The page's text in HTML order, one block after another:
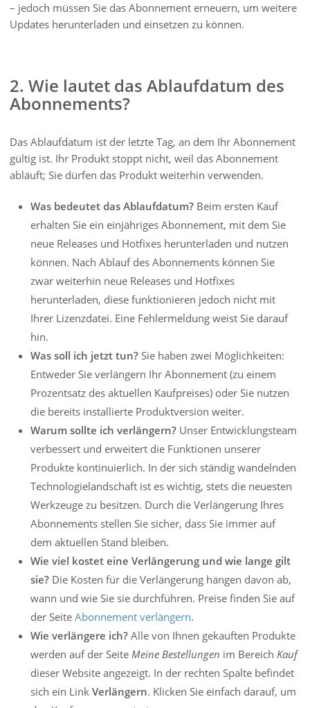
– jedoch müssen Sie das Abonnement erneuern, um weitere
Updates herunterladen und einsetzen zu können.
2. Wie lautet das Ablaufdatum des
Abonnements?
Das Ablaufdatum ist der letzte Tag, an dem Ihr Abonnement
gültig ist. Ihr Produkt stoppt nicht, weil das Abonnement
abläuft; Sie dürfen das Produkt weiterhin verwenden.
Was bedeutet das Ablaufdatum? Beim ersten Kauf
erhalten Sie ein einjähriges Abonnement, mit dem Sie
neue Releases und Hotfixes herunterladen und nutzen
können. Nach Ablauf des Abonnements können Sie
zwar weiterhin neue Releases und Hotfixes
herunterladen, diese funktionieren jedoch nicht mit
Ihrer Lizenzdatei. Eine Fehlermeldung weist Sie darauf
hin.
Was soll ich jetzt tun? Sie haben zwei Möglichkeiten:
Entweder Sie verlängern Ihr Abonnement (zu einem
Prozentsatz des aktuellen Kaufpreises) oder Sie nutzen
die bereits installierte Produktversion weiter.
Warum sollte ich verlängern? Unser Entwicklungsteam
verbessert und erweitert die Funktionen unserer
Produkte kontinuierlich. In der sich ständig wandelnden
Technologielandschaft ist es wichtig, stets die neuesten
Werkzeuge zu besitzen. Durch die Verlängerung Ihres
Abonnements stellen Sie sicher, dass Sie immer auf
dem aktuellen Stand bleiben.
Wie viel kostet eine Verlängerung und wie lange gilt
sie? Die Kosten für die Verlängerung hängen davon ab,
wann und wie Sie sie durchführen. Preise finden Sie auf
der Seite Abonnement verlängern.
Wie verlängere ich? Alle von Ihnen gekauften Produkte
werden auf der Seite Meine Bestellungen im Bereich Kauf
dieser Website angezeigt. In der rechten Spalte befindet
sich ein Link Verlängern. Klicken Sie einfach darauf, um